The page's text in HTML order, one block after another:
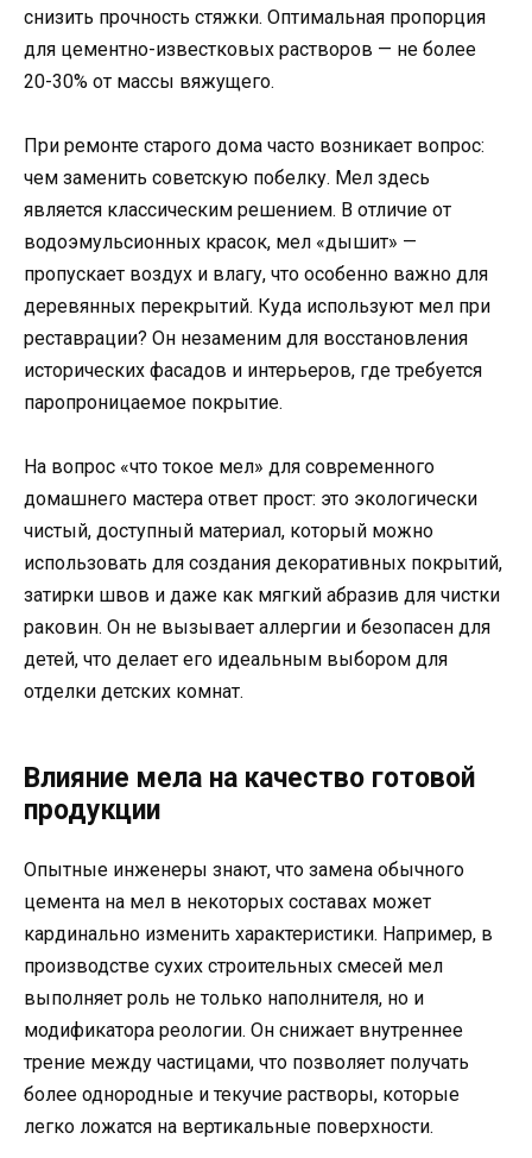
снизить прочность стяжки. Оптимальная пропорция
для цементно-известковых растворов — не более
20-30% от массы вяжущего.
При ремонте старого дома часто возникает вопрос:
чем заменить советскую побелку. Мел здесь
является классическим решением. В отличие от
водоэмульсионных красок, мел «дышит» —
пропускает воздух и влагу, что особенно важно для
деревянных перекрытий. Куда используют мел при
реставрации? Он незаменим для восстановления
исторических фасадов и интерьеров, где требуется
паропроницаемое покрытие.
На вопрос «что токое мел» для современного
домашнего мастера ответ прост: это экологически
чистый, доступный материал, который можно
использовать для создания декоративных покрытий,
затирки швов и даже как мягкий абразив для чистки
раковин. Он не вызывает аллергии и безопасен для
детей, что делает его идеальным выбором для
отделки детских комнат.
Влияние мела на качество готовой
продукции
Опытные инженеры знают, что замена обычного
цемента на мел в некоторых составах может
кардинально изменить характеристики. Например, в
производстве сухих строительных смесей мел
выполняет роль не только наполнителя, но и
модификатора реологии. Он снижает внутреннее
трение между частицами, что позволяет получать
более однородные и текучие растворы, которые
легко ложатся на вертикальные поверхности.